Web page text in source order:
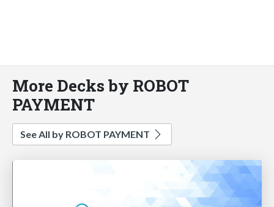
More Decks by ROBOT
PAYMENT
See All by ROBOT PAYMENT